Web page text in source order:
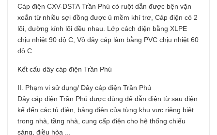
Cáp điện CXV-DSTA Trần Phú có ruột dẫn được bện vặn
xoắn từ nhiều sợi đồng được ủ mềm khí trơ, Cáp điện có 2
lõi, đường kính lõi đều nhau. Lớp cách điện bằng XLPE
chịu nhiệt 90 độ C, Vỏ dây cáp làm bằng PVC chịu nhiệt 60
độ C
Kết cấu dây cáp điện Trần Phú
II. Phạm vi sử dụng/ Dây cáp điện Trần Phú
Dây cáp điện Trần Phú được dùng để dẫn điện từ sau điện
kế đến các tủ điện, bảng điện của từng khu vực riêng biệt
trong nhà, tầng nhà, cung cấp điện cho hệ thống chiếu
sáng, điều hòa ...